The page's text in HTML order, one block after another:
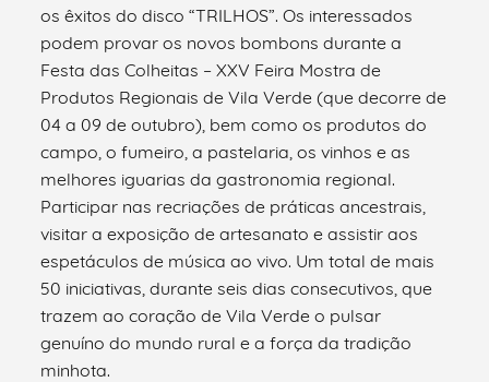
os êxitos do disco “TRILHOS”. Os interessados
podem provar os novos bombons durante a
Festa das Colheitas – XXV Feira Mostra de
Produtos Regionais de Vila Verde (que decorre de
04 a 09 de outubro), bem como os produtos do
campo, o fumeiro, a pastelaria, os vinhos e as
melhores iguarias da gastronomia regional.
Participar nas recriações de práticas ancestrais,
visitar a exposição de artesanato e assistir aos
espetáculos de música ao vivo. Um total de mais
50 iniciativas, durante seis dias consecutivos, que
trazem ao coração de Vila Verde o pulsar
genuíno do mundo rural e a força da tradição
minhota.